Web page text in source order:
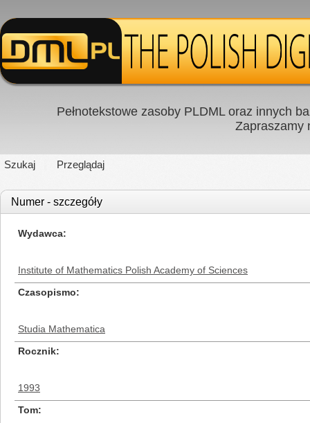
Pełnotekstowe zasoby PLDML oraz innych
Zapraszamy
Szukaj Przeglądaj
Numer - szczegóły
Wydawca
Institute of Mathematics Polish Academy of Sciences
Czasopismo
Studia Mathematica
Rocznik
1993
Tom